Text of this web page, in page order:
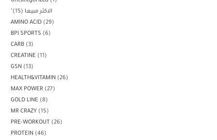
"الاكثر مبيعا
15
AMINO ACID
29
BPI SPORTS
6
CARB
3
CREATINE
11
GSN
13
HEALTH&VITAMIN
26
MAX POWER
27
GOLD LINE
8
MR CRAZY
15
PRE-WORKOUT
26
PROTEIN
46